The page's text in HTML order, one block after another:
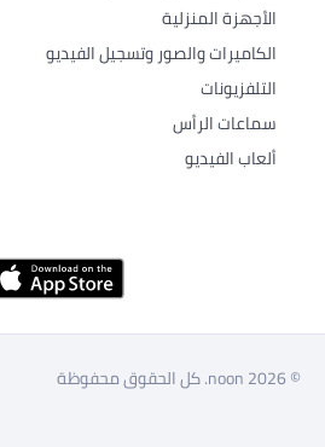
الأجهزة المنزلية
الكاميرات والصور وتسجيل الفيديو
التلفزيونات
سماعات الرأس
ألعاب الفيديو
© 2026 noon. كل الحقوق محفوظة